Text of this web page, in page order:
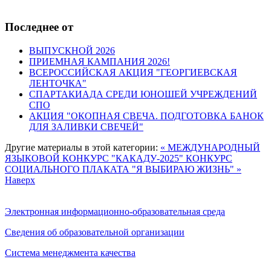
Последнее от
ВЫПУСКНОЙ 2026
ПРИЕМНАЯ КАМПАНИЯ 2026!
ВСЕРОССИЙСКАЯ АКЦИЯ "ГЕОРГИЕВСКАЯ
ЛЕНТОЧКА"
СПАРТАКИАДА СРЕДИ ЮНОШЕЙ УЧРЕЖДЕНИЙ
СПО
АКЦИЯ "ОКОПНАЯ СВЕЧА. ПОДГОТОВКА БАНОК
ДЛЯ ЗАЛИВКИ СВЕЧЕЙ"
Другие материалы в этой категории: « МЕЖДУНАРОДНЫЙ
ЯЗЫКОВОЙ КОНКУРС "КАКАДУ-2025" КОНКУРС
СОЦИАЛЬНОГО ПЛАКАТА "Я ВЫБИРАЮ ЖИЗНЬ" »
Наверх
Электронная информационно-образовательная среда
Сведения об образовательной организации
Система менеджмента качества